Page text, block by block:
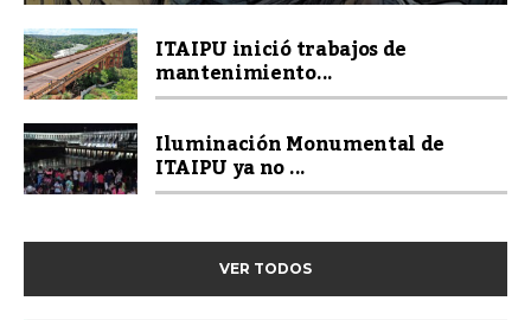
ITAIPU inició trabajos de
mantenimiento...
Iluminación Monumental de
ITAIPU ya no ...
VER TODOS